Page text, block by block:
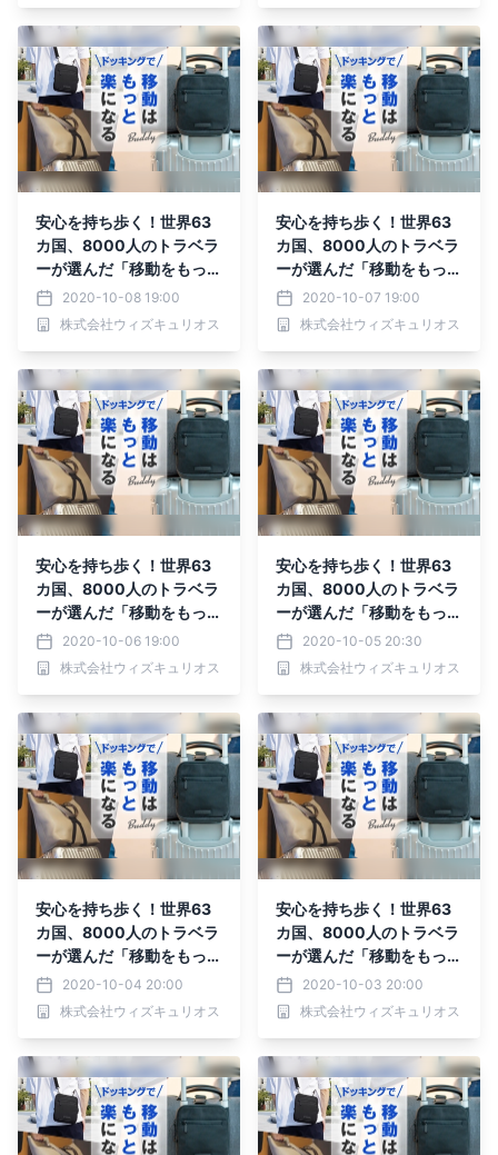
安心を持ち歩く！世界63
カ国、8000人のトラベラ
ーが選んだ「移動をもっと
楽にする」バッグがMaku
akeにて先行予約受付
中！！
2020-10-08 19:00
株式会社ウィズキュリオス
安心を持ち歩く！世界63
カ国、8000人のトラベラ
ーが選んだ「移動をもっと
楽にする」バッグがMaku
akeにて先行予約受付
中！！
2020-10-07 19:00
株式会社ウィズキュリオス
安心を持ち歩く！世界63
カ国、8000人のトラベラ
ーが選んだ「移動をもっと
楽にする」バッグがMaku
akeにて先行予約受付
中！！
2020-10-06 19:00
株式会社ウィズキュリオス
安心を持ち歩く！世界63
カ国、8000人のトラベラ
ーが選んだ「移動をもっと
楽にする」バッグがMaku
akeにて先行予約受付
中！！
2020-10-05 20:30
株式会社ウィズキュリオス
安心を持ち歩く！世界63
カ国、8000人のトラベラ
ーが選んだ「移動をもっと
楽にする」バッグがMaku
akeにて先行予約受付
中！！
2020-10-04 20:00
株式会社ウィズキュリオス
安心を持ち歩く！世界63
カ国、8000人のトラベラ
ーが選んだ「移動をもっと
楽にする」バッグがMaku
akeにて先行予約受付
中！！
2020-10-03 20:00
株式会社ウィズキュリオス